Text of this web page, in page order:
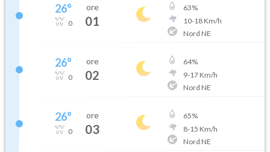
26°
0
ore
01
63%
10-18Km/h
Nord NE
26°
0
ore
02
64%
9-17Km/h
Nord NE
26°
0
ore
03
65%
8-15 Km/h
Nord NE